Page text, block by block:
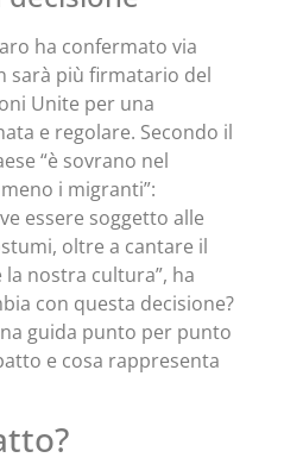
ha confermato via
sarà più firmatario del
Unite per una
e regolare. Secondo il
“è sovrano nel
i migranti”:
essere soggetto alle
oltre a cantare il
nostra cultura”, ha
con questa decisione?
guida punto per punto
e cosa rappresenta